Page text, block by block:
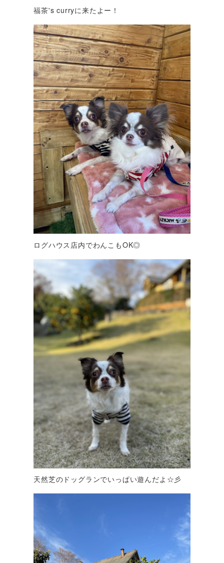
福茶's curryに来たよー！
ログハウス店内でわんこもOK◎
天然芝のドッグランでいっぱい遊んだよ☆彡